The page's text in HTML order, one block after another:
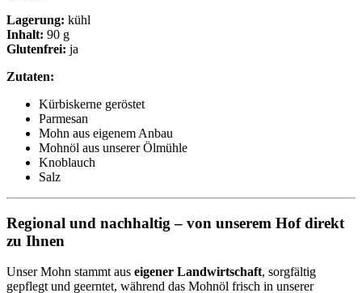
Lagerung: kühl
Inhalt: 90 g
Glutenfrei: ja
Zutaten:
Kürbiskerne geröstet
Parmesan
Mohn aus eigenem Anbau
Mohnöl aus unserer Ölmühle
Knoblauch
Salz
Regional und nachhaltig – von unserem Hof direkt
zu Ihnen
Unser Mohn stammt aus eigener Landwirtschaft, sorgfältig
gepflegt und geerntet, während das Mohnöl frisch in unserer